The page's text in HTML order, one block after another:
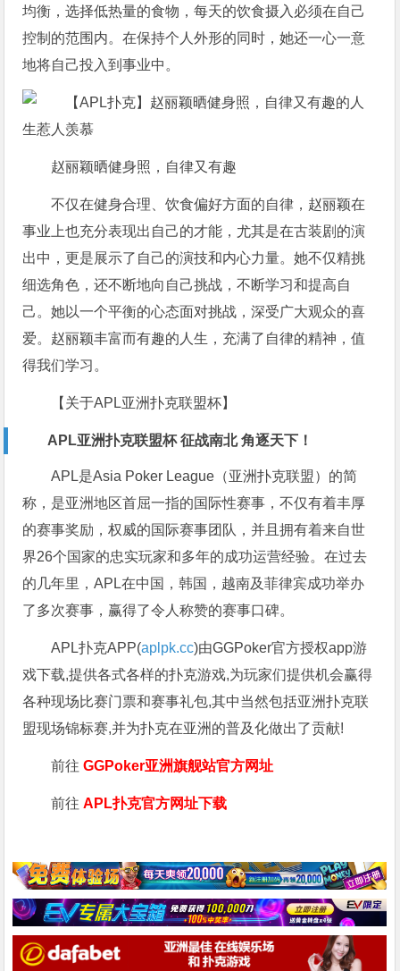
均衡，选择低热量的食物，每天的饮食摄入必须在自己
控制的范围内。在保持个人外形的同时，她还一心一意
地将自己投入到事业中。
赵丽颖晒健身照，自律又有趣
不仅在健身合理、饮食偏好方面的自律，赵丽颖在
事业上也充分表现出自己的才能，尤其是在古装剧的演
出中，更是展示了自己的演技和内心力量。她不仅精挑
细选角色，还不断地向自己挑战，不断学习和提高自
己。她以一个平衡的心态面对挑战，深受广大观众的喜
爱。赵丽颖丰富而有趣的人生，充满了自律的精神，值
得我们学习。
【关于APL亚洲扑克联盟杯】
APL亚洲扑克联盟杯 征战南北 角逐天下！
APL是Asia Poker League（亚洲扑克联盟）的简
称，是亚洲地区首屈一指的国际性赛事，不仅有着丰厚
的赛事奖励，权威的国际赛事团队，并且拥有着来自世
界26个国家的忠实玩家和多年的成功运营经验。在过去
的几年里，APL在中国，韩国，越南及菲律宾成功举办
了多次赛事，赢得了令人称赞的赛事口碑。
APL扑克APP(aplpk.cc)由GGPoker官方授权app游
戏下载,提供各式各样的扑克游戏,为玩家们提供机会赢得
各种现场比赛门票和赛事礼包,其中当然包括亚洲扑克联
盟现场锦标赛,并为扑克在亚洲的普及化做出了贡献!
前往GGPoker亚洲旗舰站官方网址
前往APL扑克官方网址下载